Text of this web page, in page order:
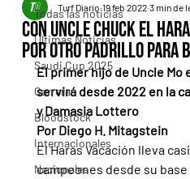
Todas las noticias
Últimas Noticias
Saudi Cup 2025
Carreras
Bloodstock
Internacionales
Nacionales
Con Uncle Chuck el
por otro padrillo
Turf Diario 19 feb 2022 3 min de
El primer hijo de Uncle Mo
servirá desde 2022 en la
y Damasia Lottero
Por Diego H. Mitagstein
El Haras Vacación lleva
campeones desde su